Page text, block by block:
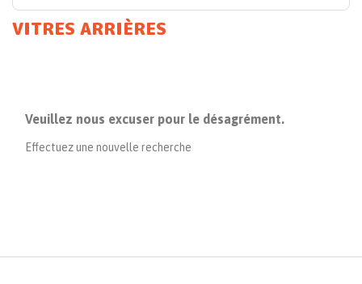
VITRES ARRIÈRES
Veuillez nous excuser pour le désagrément.
Effectuez une nouvelle recherche